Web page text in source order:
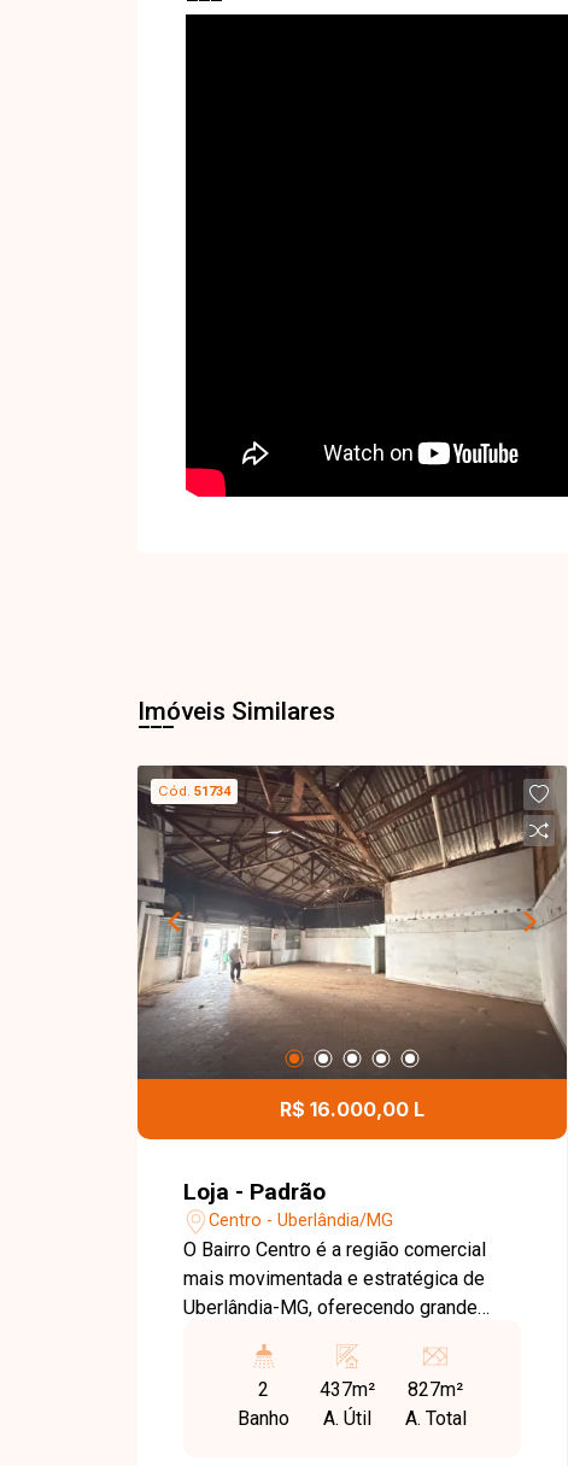
Imóveis Similares
Cód. 51734
R$ 16.000,00 L
Loja - Padrão
Centro - Uberlândia/MG
O Bairro Centro é a região comercial
mais movimentada e estratégica de
Uberlândia-MG, oferecendo grande
ampla variedade de comércios, bancos,
serviços e facilidade de acesso. Uma
localização ideal para empresas que
2
Banho
437m²
A. Útil
827m²
A. Total